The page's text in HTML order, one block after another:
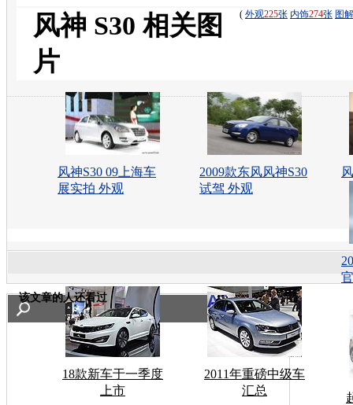
( 外观225张 内饰274张 图解
风神 S30 相关图
片
风神S30 09上海车
展实拍 外观
2009款东风风神S30
试驾 外观
该文章的人还看过
18款新车于一季度
上市
2011年重磅中级车
汇总